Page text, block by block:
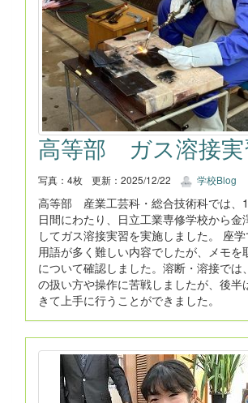
高等部 ガス溶接実
写真：4枚 更新：2025/12/22 学校Blog
高等部 産業工芸科・総合技術科では、
日間にわたり、日立工業専修学校から金
してガス溶接実習を実施しました。 座
用語が多く難しい内容でしたが、メモを
について確認しました。溶断・溶接では
の扱い方や操作に苦戦しましたが、後半
きて上手に行うことができました。